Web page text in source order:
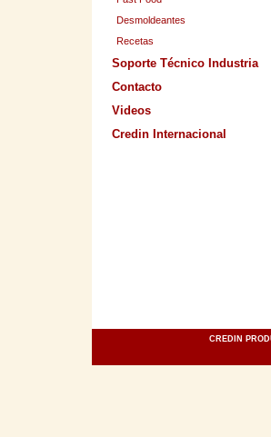
Desmoldeantes
Recetas
Soporte Técnico Industria
Contacto
Videos
Credin Internacional
CREDIN